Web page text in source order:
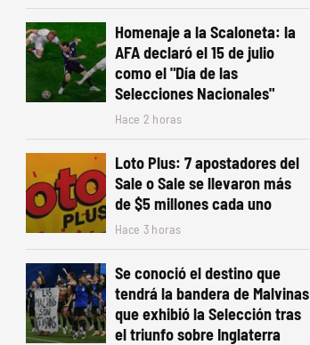
Homenaje a la Scaloneta: la
AFA declaró el 15 de julio
como el "Día de las
Selecciones Nacionales"
Hace 2 horas
Loto Plus: 7 apostadores del
Sale o Sale se llevaron más
de $5 millones cada uno
Hace 3 horas
Se conoció el destino que
tendrá la bandera de Malvinas
que exhibió la Selección tras
el triunfo sobre Inglaterra